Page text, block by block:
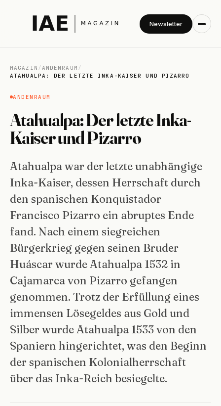
Newsletter
MAGAZIN /ANDENRAUM /
ATAHUALPA: DER LETZTE INKA-KAISER UND PIZARRO
ANDENRAUM
Atahualpa: Der letzte Inka-
Kaiser und Pizarro
Atahualpa war der letzte unabhängige
Inka-Kaiser, dessen Herrschaft durch
den spanischen Konquistador
Francisco Pizarro ein abruptes Ende
fand. Nach einem siegreichen
Bürgerkrieg gegen seinen Bruder
Huáscar wurde Atahualpa 1532 in
Cajamarca von Pizarro gefangen
genommen. Trotz der Erfüllung eines
immensen Lösegeldes aus Gold und
Silber wurde Atahualpa 1533 von den
Spaniern hingerichtet, was den Beginn
der spanischen Kolonialherrschaft
über das Inka-Reich besiegelte.